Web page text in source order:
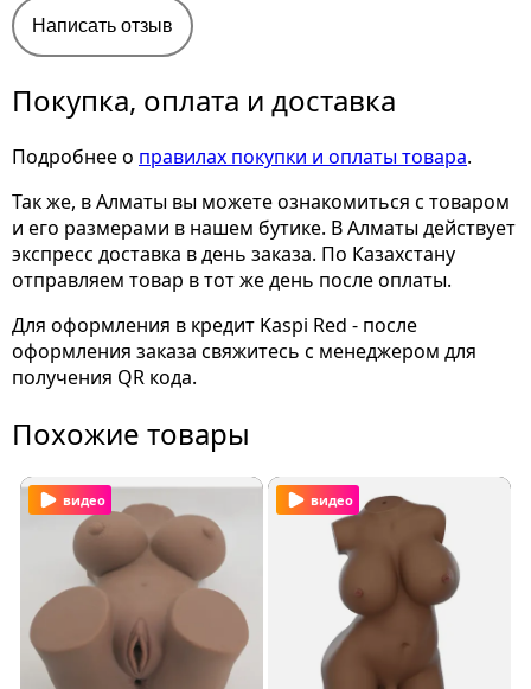
Написать отзыв
Покупка, оплата и доставка
Подробнее о правилах покупки и оплаты товара.
Так же, в Алматы вы можете ознакомиться с товаром
и его размерами в нашем бутике. В Алматы действует
экспресс доставка в день заказа. По Казахстану
отправляем товар в тот же день после оплаты.
Для оформления в кредит Kaspi Red - после
оформления заказа свяжитесь с менеджером для
получения QR кода.
Похожие товары
видео видео